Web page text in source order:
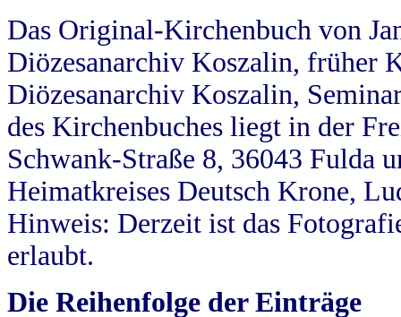
Das Original-Kirchenbuch von
Diözesanarchiv Koszalin, früher
Diözesanarchiv Koszalin,
des Kirchenbuches liegt in der
Schwank-Straße 8, 36043 Fulda
Heimatkreises Deutsch Krone,
Hinweis: Derzeit ist das
erlaubt.
Die Reihenfolge der Einträge